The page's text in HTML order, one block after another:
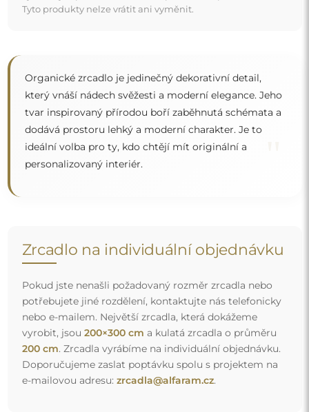
Pokud jste nenašli požadovaný rozměr zrcadla nebo
Doporučujeme zaslat poptávku spolu s projektem na
e-mailovou adresu: zrcadla@alfaram.cz.
Nemusíte se starat o přepravu – postaráme se o to, aby
objednané zrcadlo dorazilo zcela bezpečně do vašich
rukou, a to úplně zdarma. Disponujeme vlastním vozovým
parkem a vyškoleným personálem, díky čemuž vám
můžeme zaručit, že zrcadlo dorazí v neporušeném stavu,
bez dodatečných nákladů. I když si objednáte zrcadlo
velkých rozměrů, můžete počítat s rychlým doručením.
Podívejte se, jak balíme naše zrcadla.